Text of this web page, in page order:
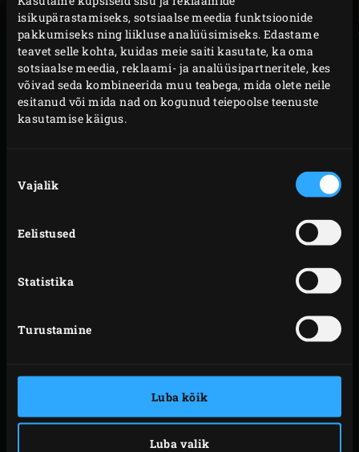
isikupärastamiseks, sotsiaalse meedia funktsioonide
pakkumiseks ning liikluse analüüsimiseks. Edastame
teavet selle kohta, kuidas meie saiti kasutate, ka oma
sotsiaalse meedia, reklaami- ja analüüsipartneritele, kes
võivad seda kombineerida muu teabega, mida olete neile
esitanud või mida nad on kogunud teiepoolse teenuste
kasutamise käigus.
valik
Vajalik
Eelistused
Statistika
Turustamine
Luba kõik
Luba valik
aastaringselt kõige maitsvamaid roogasid. Allpool saad
endale isekamadokokku panna. Vali välja Big Green
Eggi mudel, pane juurde vajalikud lisad ja kasutades AR-
nuppu näed kohe, kuidas EGG sinu aias või rõdul välja
näeb. Seejärel vali ka valmistatava roa valmistusviisi ja
saad (peaaegu) alustada. Kuidas meeldib? Leia endale